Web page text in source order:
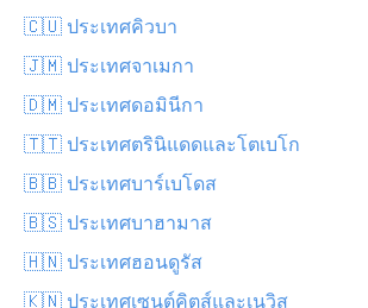
🇨🇺 ประเทศคิวบา
🇯🇲 ประเทศจาเมกา
🇩🇲 ประเทศดอมินีกา
🇹🇹 ประเทศตรินิแดดและโตเบโก
🇧🇧 ประเทศบาร์เบโดส
🇧🇸 ประเทศบาฮามาส
🇭🇳 ประเทศฮอนดูรัส
🇰🇳 ประเทศเซนต์คิตส์และเนวิส